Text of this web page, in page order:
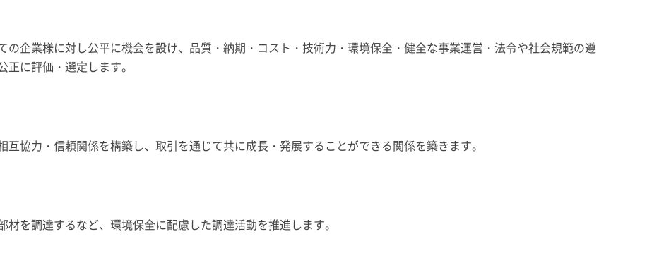
企業様に対し公平に機会を設け、品質・納期・コスト・技術力・環境保全・健全な事業運営・法令や社会規範の遵
に評価・選定します。
協力・信頼関係を構築し、取引を通じて共に成長・発展することができる関係を築きます。
を調達するなど、環境保全に配慮した調達活動を推進します。